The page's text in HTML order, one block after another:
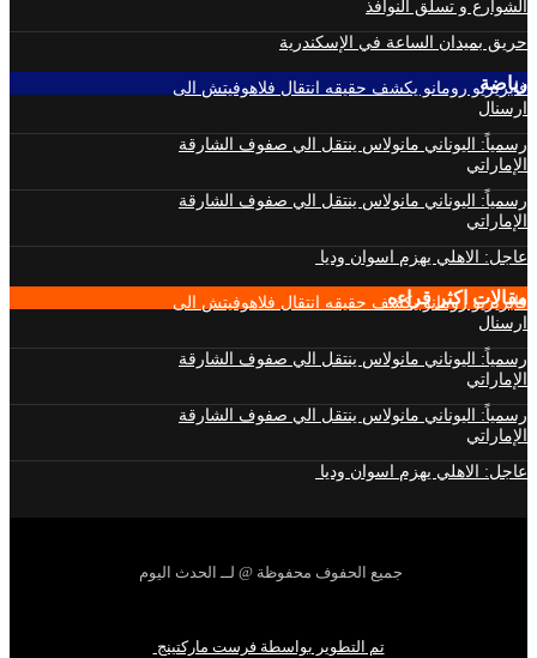
الشوارع و تسلق النوافذ
حريق بميدان الساعة في الإسكندرية
رياضة
فابريزيو رومانو يكشف حقيقه انتقال فلاهوفيتش الى
ارسنال
رسمياً: اليوناني مانولاس ينتقل الي صفوف الشارقة
الإماراتي
رسمياً: اليوناني مانولاس ينتقل الي صفوف الشارقة
الإماراتي
عاجل: الاهلي يهزم اسوان وديا
مقالات اكثر قراءه
فابريزيو رومانو يكشف حقيقه انتقال فلاهوفيتش الى
ارسنال
رسمياً: اليوناني مانولاس ينتقل الي صفوف الشارقة
الإماراتي
رسمياً: اليوناني مانولاس ينتقل الي صفوف الشارقة
الإماراتي
عاجل: الاهلي يهزم اسوان وديا
جميع الحفوف محفوظة @ لــ الحدث اليوم
تم التطوير بواسطة فرست ماركتينج